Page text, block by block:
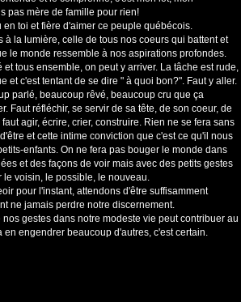
pas mère de famille pour rien!
toi et fière d'aimer ce peuple québécois.
à la lumière, celle de tous nos coeurs qui battent et
le monde ressemble à nos aspirations profondes.
tous ensemble, on peut y arriver. La tâche est rude,
et c'est tentant de se dire " à quoi bon?". Faut y aller.
parlé, beaucoup rêvé, beaucoup cru que ça
Faut réfléchir, se servir de sa tête, de son coeur, de
agir, écrire, crier, construire. Rien ne se fera sans
et cette intime conviction que c'est ce qu'il nous
enfants. On ne fera pas bouger le monde dans
et des façons de voir mais avec des petits gestes
voisin, le possible, le nouveau.
pour l'instant, attendons d'être suffisamment
ne jamais perdre notre discernement.
gestes dans notre modeste vie peut contribuer au
engendrer beaucoup d'autres, c'est certain.